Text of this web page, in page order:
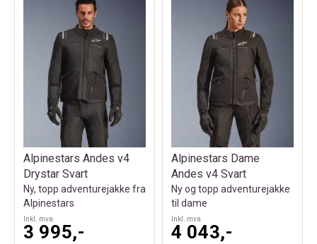
Alpinestars Andes v4
Drystar Svart
Ny, topp adventurejakke fra
Alpinestars
Inkl. mva
3 995,-
Alpinestars Dame
Andes v4 Svart
Ny og topp adventurejakke
til dame
Inkl. mva
4 043,-